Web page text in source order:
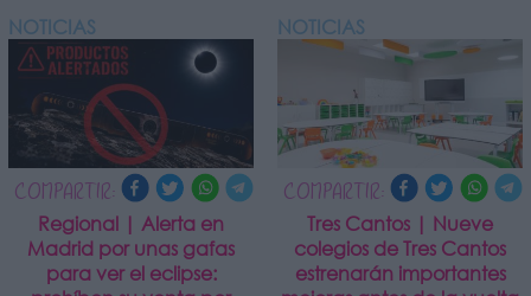
NOTICIAS
COMPARTIR:
Regional | Alerta en
Madrid por unas gafas
para ver el eclipse:
NOTICIAS
COMPARTIR:
Tres Cantos | Nueve
colegios de Tres Cantos
estrenarán importantes